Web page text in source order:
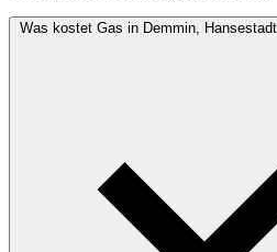
Was kostet Gas in Demmin,